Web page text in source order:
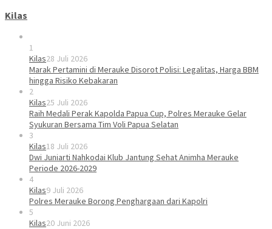
Kilas
1
Kilas28 Juli 2026
Marak Pertamini di Merauke Disorot Polisi: Legalitas, Harga BBM
hingga Risiko Kebakaran
2
Kilas25 Juli 2026
Raih Medali Perak Kapolda Papua Cup, Polres Merauke Gelar
Syukuran Bersama Tim Voli Papua Selatan
3
Kilas18 Juli 2026
Dwi Juniarti Nahkodai Klub Jantung Sehat Animha Merauke
Periode 2026-2029
4
Kilas9 Juli 2026
Polres Merauke Borong Penghargaan dari Kapolri
5
Kilas20 Juni 2026